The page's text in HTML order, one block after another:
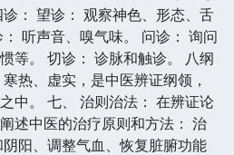
： 望诊： 观察神色、形态、舌
听声音、嗅气味。 问诊： 询问
等。 切诊： 诊脉和触诊。 八纲
热、虚实，是中医辨证纲领，
中。 七、 治则治法： 在辨证论
述中医的治疗原则和方法： 治
阳、调整气血、恢复脏腑功能